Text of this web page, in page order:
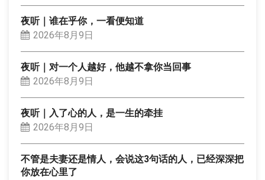
夜听｜谁在乎你，一看便知道
2026年8月9日
夜听｜对一个人越好，他越不拿你当回事
2026年8月9日
夜听｜入了心的人，是一生的牵挂
2026年8月9日
不管是夫妻还是情人，会说这3句话的人，已经深深把
你放在心里了